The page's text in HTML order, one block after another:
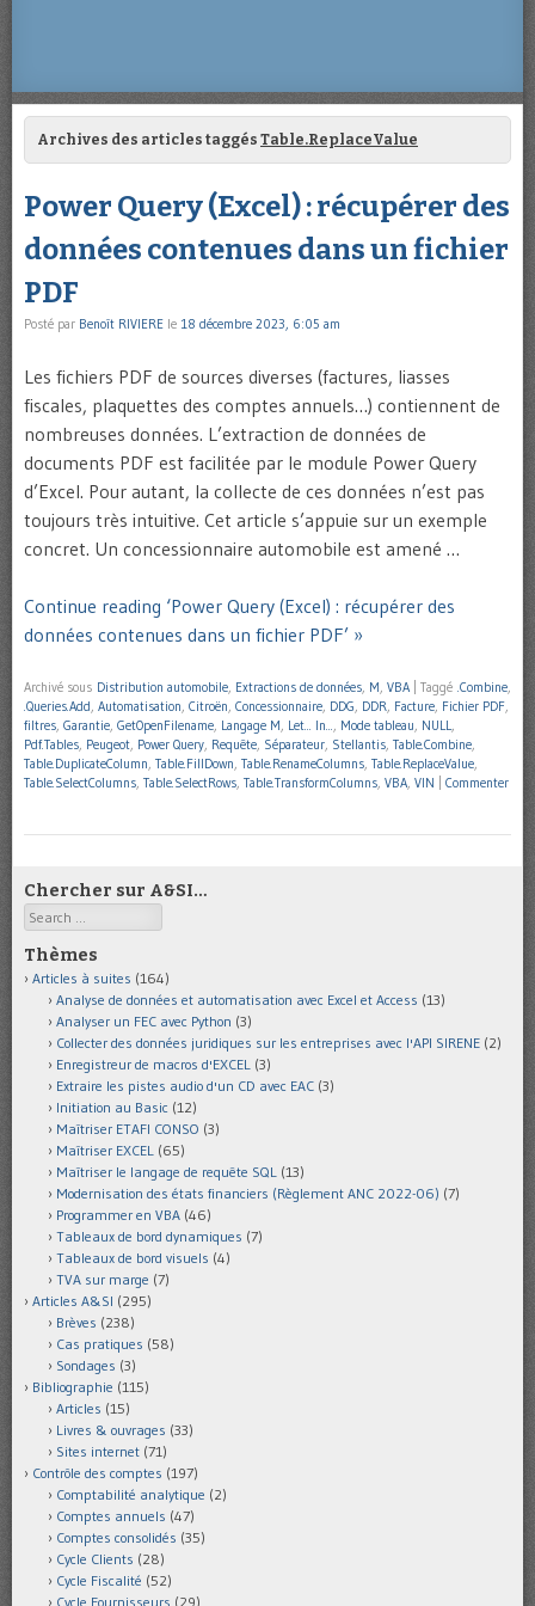
Archives des articles taggés Table.ReplaceValue
Power Query (Excel) : récupérer des
données contenues dans un fichier
PDF
Posté par Benoît RIVIERE le 18 décembre 2023, 6:05 am
Les fichiers PDF de sources diverses (factures, liasses
fiscales, plaquettes des comptes annuels…) contiennent de
nombreuses données. L’extraction de données de
documents PDF est facilitée par le module Power Query
d’Excel. Pour autant, la collecte de ces données n’est pas
toujours très intuitive. Cet article s’appuie sur un exemple
concret. Un concessionnaire automobile est amené …
Continue reading ‘Power Query (Excel) : récupérer des
données contenues dans un fichier PDF’ »
Archivé sous Distribution automobile, Extractions de données, M, VBA Taggé .Combine,
.Queries.Add, Automatisation, Citroën, Concessionnaire, DDG, DDR, Facture, Fichier PDF,
filtres, Garantie, GetOpenFilename, Langage M, Let... In..., Mode tableau, NULL,
Pdf.Tables, Peugeot, Power Query, Requête, Séparateur, Stellantis, Table.Combine,
Table.DuplicateColumn, Table.FillDown, Table.RenameColumns, Table.ReplaceValue,
Table.SelectColumns, Table.SelectRows, Table.TransformColumns, VBA, VIN Commenter
Chercher sur A&SI…
Search
Thèmes
Articles à suites (164)
Analyse de données et automatisation avec Excel et Access (13)
Analyser un FEC avec Python (3)
Collecter des données juridiques sur les entreprises avec l'API SIRENE (2)
Enregistreur de macros d'EXCEL (3)
Extraire les pistes audio d'un CD avec EAC (3)
Initiation au Basic (12)
Maîtriser ETAFI CONSO (3)
Maîtriser EXCEL (65)
Maîtriser le langage de requête SQL (13)
Modernisation des états financiers (Règlement ANC 2022-06) (7)
Programmer en VBA (46)
Tableaux de bord dynamiques (7)
Tableaux de bord visuels (4)
TVA sur marge (7)
Articles A&SI (295)
Brèves (238)
Cas pratiques (58)
Sondages (3)
Bibliographie (115)
Articles (15)
Livres & ouvrages (33)
Sites internet (71)
Contrôle des comptes (197)
Comptabilité analytique (2)
Comptes annuels (47)
Comptes consolidés (35)
Cycle Clients (28)
Cycle Fiscalité (52)
Cycle Fournisseurs (29)